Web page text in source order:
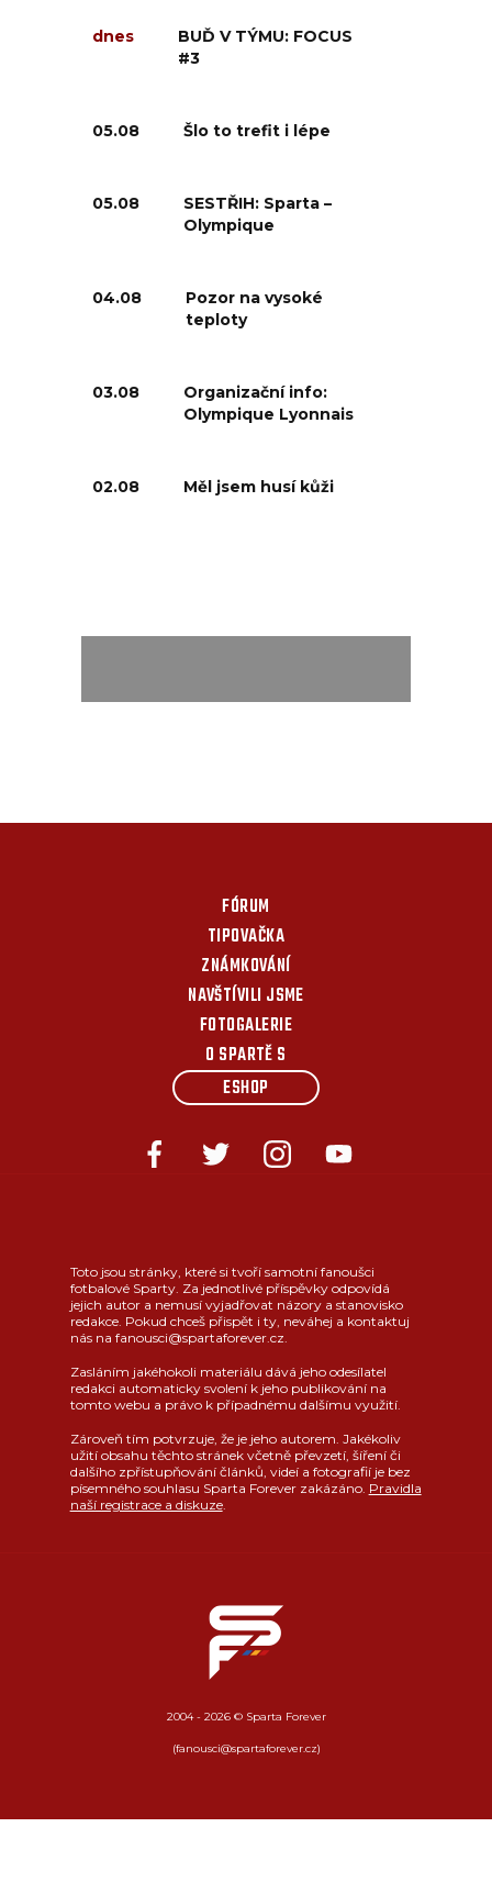
dnes
BUĎ V TÝMU: FOCUS
#3
05.08 Šlo to trefit i lépe
05.08
SESTŘIH: Sparta –
Olympique
04.08
Pozor na vysoké
teploty
03.08
Organizační info:
Olympique Lyonnais
02.08 Měl jsem husí kůži
FÓRUM
TIPOVAČKA
ZNÁMKOVÁNÍ
NAVŠTÍVILI JSME
FOTOGALERIE
O SPARTĚ S
ESHOP
Toto jsou stránky, které si tvoří samotní fanoušci
fotbalové Sparty. Za jednotlivé příspěvky odpovídá
jejich autor a nemusí vyjadřovat názory a stanovisko
redakce. Pokud chceš přispět i ty, neváhej a kontaktuj
nás na fanousci@spartaforever.cz.
Zasláním jakéhokoli materiálu dává jeho odesílatel
redakci automaticky svolení k jeho publikování na
tomto webu a právo k případnému dalšímu využití.
Zároveň tím potvrzuje, že je jeho autorem. Jakékoliv
užití obsahu těchto stránek včetně převzetí, šíření či
dalšího zpřístupňování článků, videí a fotografií je bez
písemného souhlasu Sparta Forever zakázáno. Pravidla
naší registrace a diskuze.
2004 - 2026 © Sparta Forever
(fanousci@spartaforever.cz)